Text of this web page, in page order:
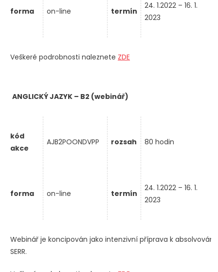
forma on-line termín
24. 1.2022 – 16. 1.
2023
Veškeré podrobnosti naleznete ZDE
ANGLICKÝ JAZYK – B2 (webinář)
kód
akce
AJB2POONDVPP rozsah 80 hodin
forma on-line termín
24. 1.2022 – 16. 1.
2023
Webinář je koncipován jako intenzivní příprava k absolvování
SERR.